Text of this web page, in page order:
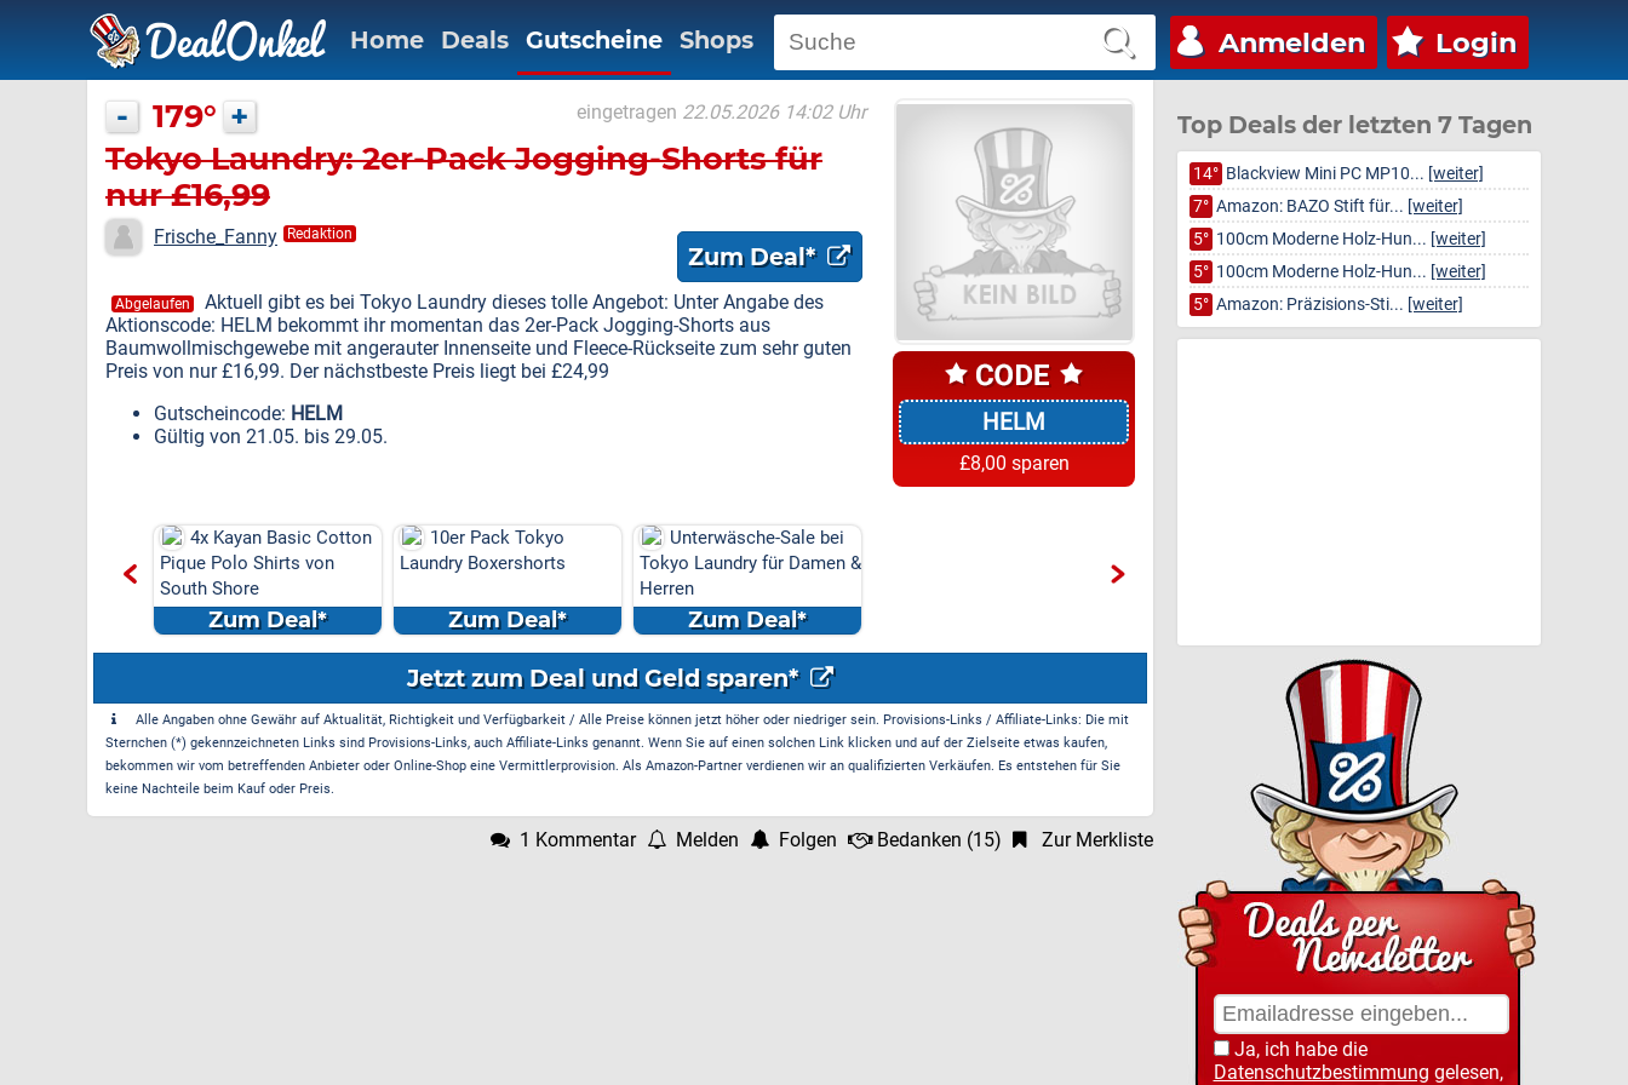
Anmelden Login
Home Deals Gutscheine Shops
HELM
£8,00 sparen
- 179° + eingetragen 22.05.2026 14:02 Uhr
Tokyo Laundry: 2er-Pack Jogging-Shorts für
nur £16,99
Frische_Fanny Redaktion
Zum Deal*
Abgelaufen
Aktuell gibt es bei Tokyo Laundry dieses tolle Angebot: Unter Angabe des
Aktionscode: HELM bekommt ihr momentan das 2er-Pack Jogging-Shorts aus
Baumwollmischgewebe mit angerauter Innenseite und Fleece-Rückseite zum sehr guten
Preis von nur £16,99. Der nächstbeste Preis liegt bei £24,99
Gutscheincode: HELM
Gültig von 21.05. bis 29.05.
4x Kayan Basic Cotton
Pique Polo Shirts von
South Shore
Zum Deal*
10er Pack Tokyo
Laundry Boxershorts
Zum Deal*
Unterwäsche-Sale bei
Tokyo Laundry für Damen &
Herren
Zum Deal*
Jetzt zum Deal und Geld sparen*
Alle Angaben ohne Gewähr auf Aktualität, Richtigkeit und Verfügbarkeit / Alle Preise können jetzt höher oder niedriger sein. Provisions-Links / Affiliate-Links: Die mit
Sternchen (*) gekennzeichneten Links sind Provisions-Links, auch Affiliate-Links genannt. Wenn Sie auf einen solchen Link klicken und auf der Zielseite etwas kaufen,
bekommen wir vom betreffenden Anbieter oder Online-Shop eine Vermittlerprovision. Als Amazon-Partner verdienen wir an qualifizierten Verkäufen. Es entstehen für Sie
keine Nachteile beim Kauf oder Preis.
1 Kommentar Melden Folgen Bedanken (15) Zur Merkliste
Top Deals der letzten 7 Tagen
14° Blackview Mini PC MP10... [weiter]
7° Amazon: BAZO Stift für... [weiter]
5° 100cm Moderne Holz-Hun... [weiter]
5° 100cm Moderne Holz-Hun... [weiter]
5° Amazon: Präzisions-Sti... [weiter]
Ja, ich habe die
Datenschutzbestimmung gelesen,